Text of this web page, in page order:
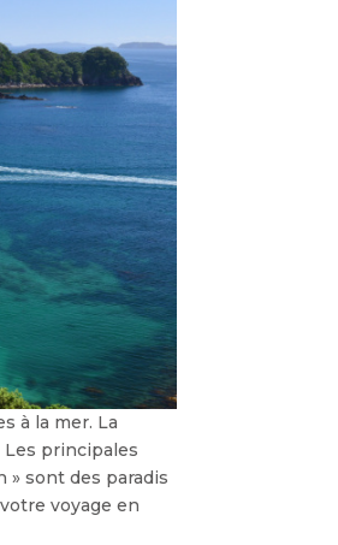
à la mer. La
principales
» sont des paradis
voyage en